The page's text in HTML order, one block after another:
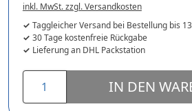
inkl. MwSt. zzgl. Versandkosten
Taggleicher Versand bei Bestellung bis
30 Tage kostenfreie Rückgabe
Lieferung an DHL Packstation
IN DEN